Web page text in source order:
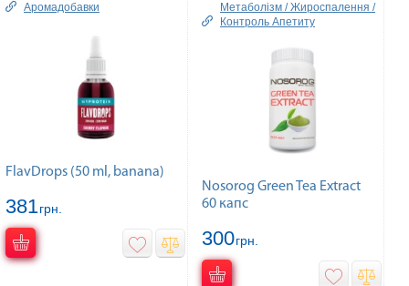
Аромадобавки
FlavDrops (50 ml, banana)
381грн.
Метаболізм / Жироспалення /
Контроль Апетиту
Nosorog Green Tea Extract
60 капс
300грн.